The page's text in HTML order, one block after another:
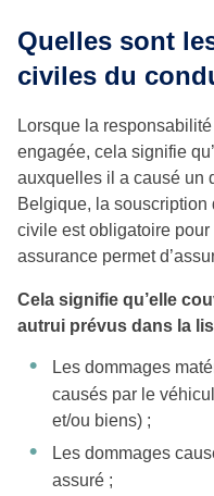
Quelles sont
civiles du
Lorsque la
engagée, cela signifie
auxquelles il a causé un
Belgique, la souscription
civile est obligatoire
assurance permet
Cela signifie qu’elle
autrui prévus dans la
Les dommages
causés par le
et/ou biens) ;
Les dommages
assuré ;